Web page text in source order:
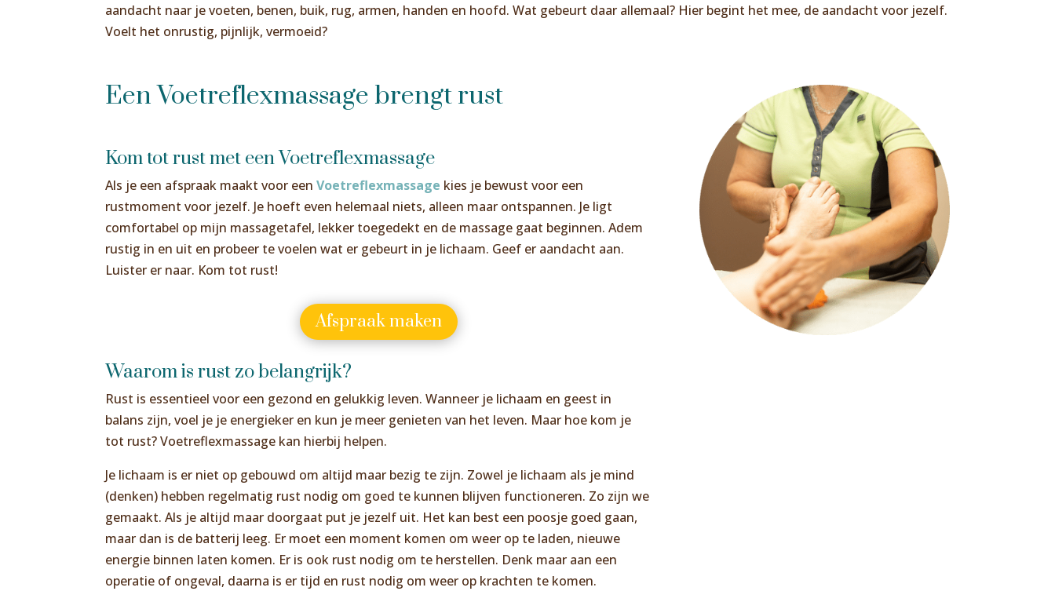
aandacht naar je voeten, benen, buik, rug, armen, handen en hoofd. Wat gebeurt daar allemaal? Hier begint het mee, de aandacht voor jezelf.
Voelt het onrustig, pijnlijk, vermoeid?
Een Voetreflexmassage brengt rust
Kom tot rust met een Voetreflexmassage
Als je een afspraak maakt voor eenVoetreflexmassage kies je bewust voor een
rustmoment voor jezelf. Je hoeft even helemaal niets, alleen maar ontspannen. Je ligt
comfortabel op mijn massagetafel, lekker toegedekt en de massage gaat beginnen. Adem
rustig in en uit en probeer te voelen wat er gebeurt in je lichaam. Geef er aandacht aan.
Luister er naar. Kom tot rust!
Afspraak maken
Waarom is rust zo belangrijk?
Rust is essentieel voor een gezond en gelukkig leven. Wanneer je lichaam en geest in
balans zijn, voel je je energieker en kun je meer genieten van het leven. Maar hoe kom je
tot rust? Voetreflexmassage kan hierbij helpen.
Je lichaam is er niet op gebouwd om altijd maar bezig te zijn. Zowel je lichaam als je mind
(denken) hebben regelmatig rust nodig om goed te kunnen blijven functioneren. Zo zijn we
gemaakt. Als je altijd maar doorgaat put je jezelf uit. Het kan best een poosje goed gaan,
maar dan is de batterij leeg. Er moet een moment komen om weer op te laden, nieuwe
energie binnen laten komen. Er is ook rust nodig om te herstellen. Denk maar aan een
operatie of ongeval, daarna is er tijd en rust nodig om weer op krachten te komen.